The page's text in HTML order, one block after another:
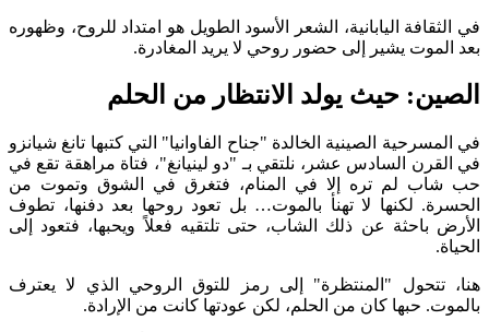
في الثقافة اليابانية، الشعر الأسود الطويل هو امتداد للروح، وظهوره
بعد الموت يشير إلى حضور روحي لا يريد المغادرة.
الصين: حيث يولد الانتظار من الحلم
في المسرحية الصينية الخالدة "جناح الفاوانيا" التي كتبها تانغ شيانزو
في القرن السادس عشر، نلتقي بـ "دو لينيانغ"، فتاة مراهقة تقع في
حب شاب لم تره إلا في المنام، فتغرق في الشوق وتموت من
الحسرة. لكنها لا تهنأ بالموت… بل تعود روحها بعد دفنها، تطوف
الأرض باحثة عن ذلك الشاب، حتى تلتقيه فعلاً ويحبها، فتعود إلى
الحياة.
هنا، تتحول "المنتظرة" إلى رمز للتوق الروحي الذي لا يعترف
بالموت. حبها كان من الحلم، لكن عودتها كانت من الإرادة.